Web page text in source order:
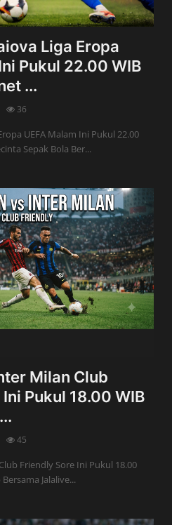
Liga Eropa
Pukul 22.00 WIB
...
36
UEFA Malam Ini Pukul 22.00
Sepak Bola Ber...
Milan Club
Pukul 18.00 WIB
45
Friendly Sore Ini Pukul 18.00
Jalalive...